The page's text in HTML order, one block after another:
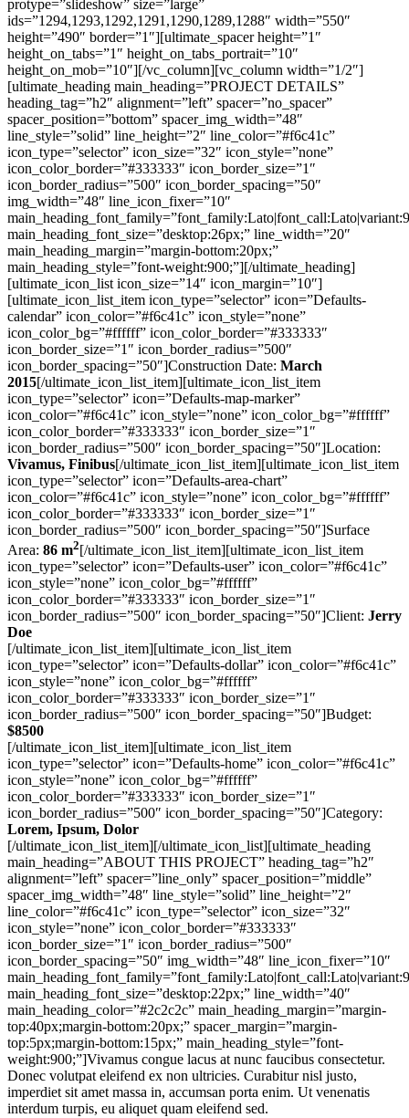
protype=”slideshow” size=”large”
ids=”1294,1293,1292,1291,1290,1289,1288″ width=”550″
height=”490″ border=”1″][ultimate_spacer height=”1″
height_on_tabs=”1″ height_on_tabs_portrait=”10″
height_on_mob=”10″][/vc_column][vc_column width=”1/2″]
[ultimate_heading main_heading=”PROJECT DETAILS”
heading_tag=”h2″ alignment=”left” spacer=”no_spacer”
spacer_position=”bottom” spacer_img_width=”48″
line_style=”solid” line_height=”2″ line_color=”#f6c41c”
icon_type=”selector” icon_size=”32″ icon_style=”none”
icon_color_border=”#333333″ icon_border_size=”1″
icon_border_radius=”500″ icon_border_spacing=”50″
img_width=”48″ line_icon_fixer=”10″
main_heading_font_size=”desktop:26px;” line_width=”20″
main_heading_margin=”margin-bottom:20px;”
main_heading_style=”font-weight:900;”][/ultimate_heading]
[ultimate_icon_list icon_size=”14″ icon_margin=”10″]
[ultimate_icon_list_item icon_type=”selector” icon=”Defaults-
calendar” icon_color=”#f6c41c” icon_style=”none”
icon_color_bg=”#ffffff” icon_color_border=”#333333″
icon_border_size=”1″ icon_border_radius=”500″
icon_border_spacing=”50″]Construction Date: March
2015[/ultimate_icon_list_item][ultimate_icon_list_item
icon_type=”selector” icon=”Defaults-map-marker”
icon_color=”#f6c41c” icon_style=”none” icon_color_bg=”#ffffff”
icon_color_border=”#333333″ icon_border_size=”1″
icon_border_radius=”500″ icon_border_spacing=”50″]Location:
Vivamus, Finibus[/ultimate_icon_list_item][ultimate_icon_list_item
icon_type=”selector” icon=”Defaults-area-chart”
icon_color=”#f6c41c” icon_style=”none” icon_color_bg=”#ffffff”
icon_color_border=”#333333″ icon_border_size=”1″
icon_border_radius=”500″ icon_border_spacing=”50″]Surface
Area: 86 m2[/ultimate_icon_list_item][ultimate_icon_list_item
icon_type=”selector” icon=”Defaults-user” icon_color=”#f6c41c”
icon_style=”none” icon_color_bg=”#ffffff”
icon_color_border=”#333333″ icon_border_size=”1″
icon_border_radius=”500″ icon_border_spacing=”50″]Client: Jerry
Doe
[/ultimate_icon_list_item][ultimate_icon_list_item
icon_type=”selector” icon=”Defaults-dollar” icon_color=”#f6c41c”
icon_style=”none” icon_color_bg=”#ffffff”
icon_color_border=”#333333″ icon_border_size=”1″
icon_border_radius=”500″ icon_border_spacing=”50″]Budget:
$8500
[/ultimate_icon_list_item][ultimate_icon_list_item
icon_type=”selector” icon=”Defaults-home” icon_color=”#f6c41c”
icon_style=”none” icon_color_bg=”#ffffff”
icon_color_border=”#333333″ icon_border_size=”1″
icon_border_radius=”500″ icon_border_spacing=”50″]Category:
Lorem, Ipsum, Dolor
[/ultimate_icon_list_item][/ultimate_icon_list][ultimate_heading
main_heading=”ABOUT THIS PROJECT” heading_tag=”h2″
alignment=”left” spacer=”line_only” spacer_position=”middle”
spacer_img_width=”48″ line_style=”solid” line_height=”2″
line_color=”#f6c41c” icon_type=”selector” icon_size=”32″
icon_style=”none” icon_color_border=”#333333″
icon_border_size=”1″ icon_border_radius=”500″
icon_border_spacing=”50″ img_width=”48″ line_icon_fixer=”10″
main_heading_font_size=”desktop:22px;” line_width=”40″
main_heading_color=”#2c2c2c” main_heading_margin=”margin-
top:40px;margin-bottom:20px;” spacer_margin=”margin-
top:5px;margin-bottom:15px;” main_heading_style=”font-
weight:900;”]Vivamus congue lacus at nunc faucibus consectetur.
Donec volutpat eleifend ex non ultricies. Curabitur nisl justo,
imperdiet sit amet massa in, accumsan porta enim. Ut venenatis
interdum turpis, eu aliquet quam eleifend sed.